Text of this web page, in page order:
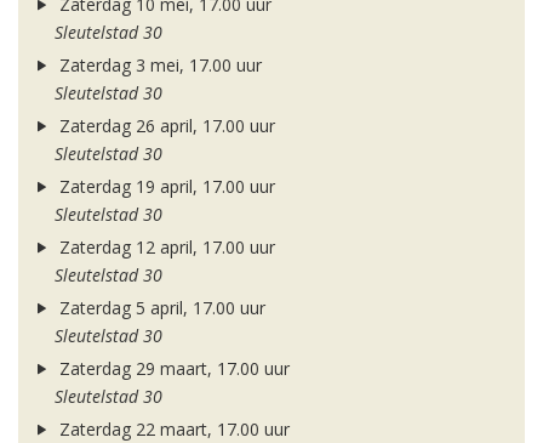
Zaterdag 10 mei, 17.00 uur
Sleutelstad 30
Zaterdag 3 mei, 17.00 uur
Sleutelstad 30
Zaterdag 26 april, 17.00 uur
Sleutelstad 30
Zaterdag 19 april, 17.00 uur
Sleutelstad 30
Zaterdag 12 april, 17.00 uur
Sleutelstad 30
Zaterdag 5 april, 17.00 uur
Sleutelstad 30
Zaterdag 29 maart, 17.00 uur
Sleutelstad 30
Zaterdag 22 maart, 17.00 uur